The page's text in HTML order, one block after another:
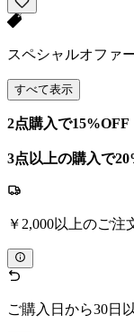
スペシャルオファ
すべて表示
2点購入で15%OFF
3点以上の購入で
￥2,000以上のご注
ご購入日から30日